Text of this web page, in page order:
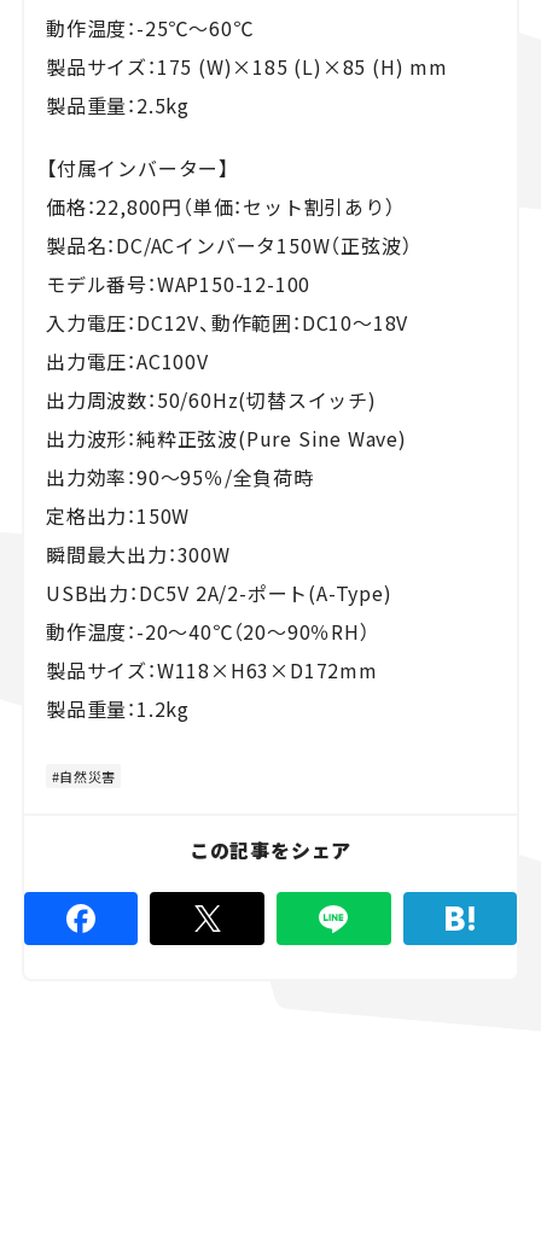
動作温度：-25℃～60℃
製品サイズ：175 (W)×185 (L)×85 (H) mm
製品重量：2.5kg
【付属インバーター】
価格：22,800円（単価：セット割引あり）
製品名：DC/ACインバータ150W（正弦波）
モデル番号：WAP150-12-100
入力電圧：DC12V、動作範囲：DC10～18V
出力電圧：AC100V
出力周波数：50/60Hz(切替スイッチ)
出力波形：純粋正弦波(Pure Sine Wave)
出力効率：90～95％/全負荷時
定格出力：150W
瞬間最大出力：300W
USB出力：DC5V 2A/2-ポート(A-Type)
動作温度：-20～40℃（20～90％RH）
製品サイズ：W118×H63×D172mm
製品重量：1.2kg
自然災害
この記事をシェア